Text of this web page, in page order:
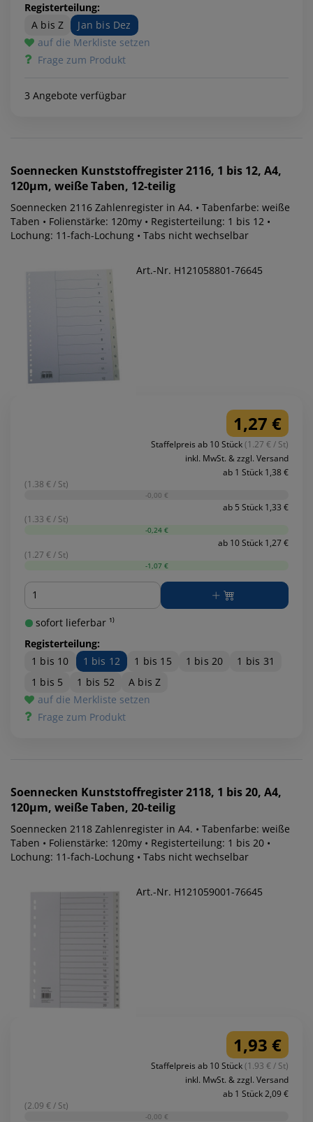
Registerteilung:
A bis Z
Jan bis Dez
auf die Merkliste setzen
Frage zum Produkt
3 Angebote verfügbar
Soennecken Kunststoffregister 2116, 1 bis 12, A4,
120µm, weiße Taben, 12-teilig
Soennecken 2116 Zahlenregister in A4. • Tabenfarbe: weiße
Taben • Folienstärke: 120my • Registerteilung: 1 bis 12 •
Lochung: 11-fach-Lochung • Tabs nicht wechselbar
Art.-Nr. H121058801-76645
1,27 €
Staffelpreis ab 10 Stück(1.27 € / St)
inkl. MwSt. & zzgl. Versand
ab 1 Stück 1,38 €
(1.38 € / St)
-0,00 €
ab 5 Stück 1,33 €
(1.33 € / St)
-0,24 €
ab 10 Stück 1,27 €
(1.27 € / St)
-1,07 €
Menge
sofort lieferbar ¹⁾
Registerteilung:
1 bis 10
1 bis 12 1 bis 15 1 bis 20
1 bis 31
1 bis 5
1 bis 52
A bis Z
auf die Merkliste setzen
Frage zum Produkt
Soennecken Kunststoffregister 2118, 1 bis 20, A4,
120µm, weiße Taben, 20-teilig
Soennecken 2118 Zahlenregister in A4. • Tabenfarbe: weiße
Taben • Folienstärke: 120my • Registerteilung: 1 bis 20 •
Lochung: 11-fach-Lochung • Tabs nicht wechselbar
Art.-Nr. H121059001-76645
1,93 €
Staffelpreis ab 10 Stück(1.93 € / St)
inkl. MwSt. & zzgl. Versand
ab 1 Stück 2,09 €
(2.09 € / St)
-0,00 €